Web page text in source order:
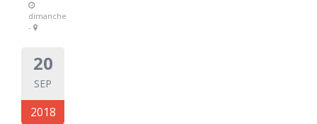
dimanche
-
20
SEP
2018